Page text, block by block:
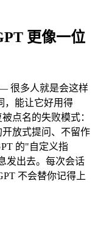
更像一位
很多人就是会这样
，能让它好用得
点名的失败模式：
放式提问、不留作
的"自定义指
发出去。每次会话
不会替你记得上